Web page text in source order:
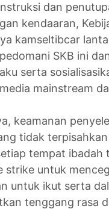
dan
kendaaran,
kamseltibcar
SKB ini
serta
mainstream
keamanan
tidak
tempat ibadah
strike untuk
untuk ikut serta
tenggang rasa